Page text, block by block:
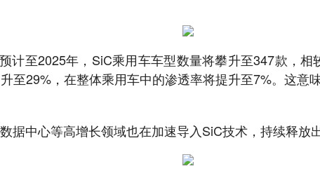
计至2025年，SiC乘用车车型数量将攀升至347款，
至29%，在整体乘用车中的渗透率将提升至7%。这
据中心等高增长领域也在加速导入SiC技术，持续释放